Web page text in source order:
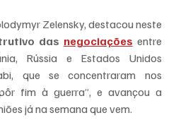
Zelensky, destacou neste
das negociações entre
Rússia e Estados Unidos
que se concentraram nos
fim à guerra”, e avançou a
já na semana que vem.